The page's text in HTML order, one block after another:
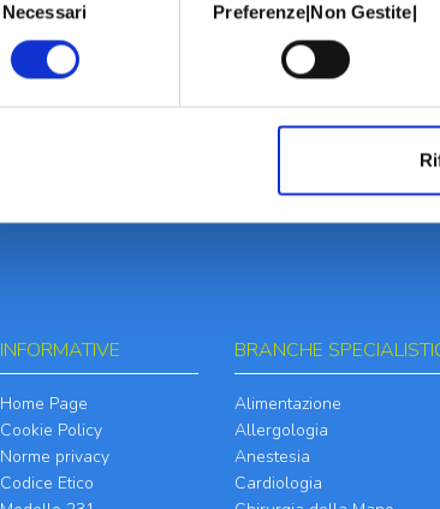
Necessari Preferenze|Non Gestite|
INFORMATIVE
Home Page
Cookie Policy
Norme privacy
Codice Etico
BRANCHE
Alimentazione
Allergologia
Anestesia
Cardiologia